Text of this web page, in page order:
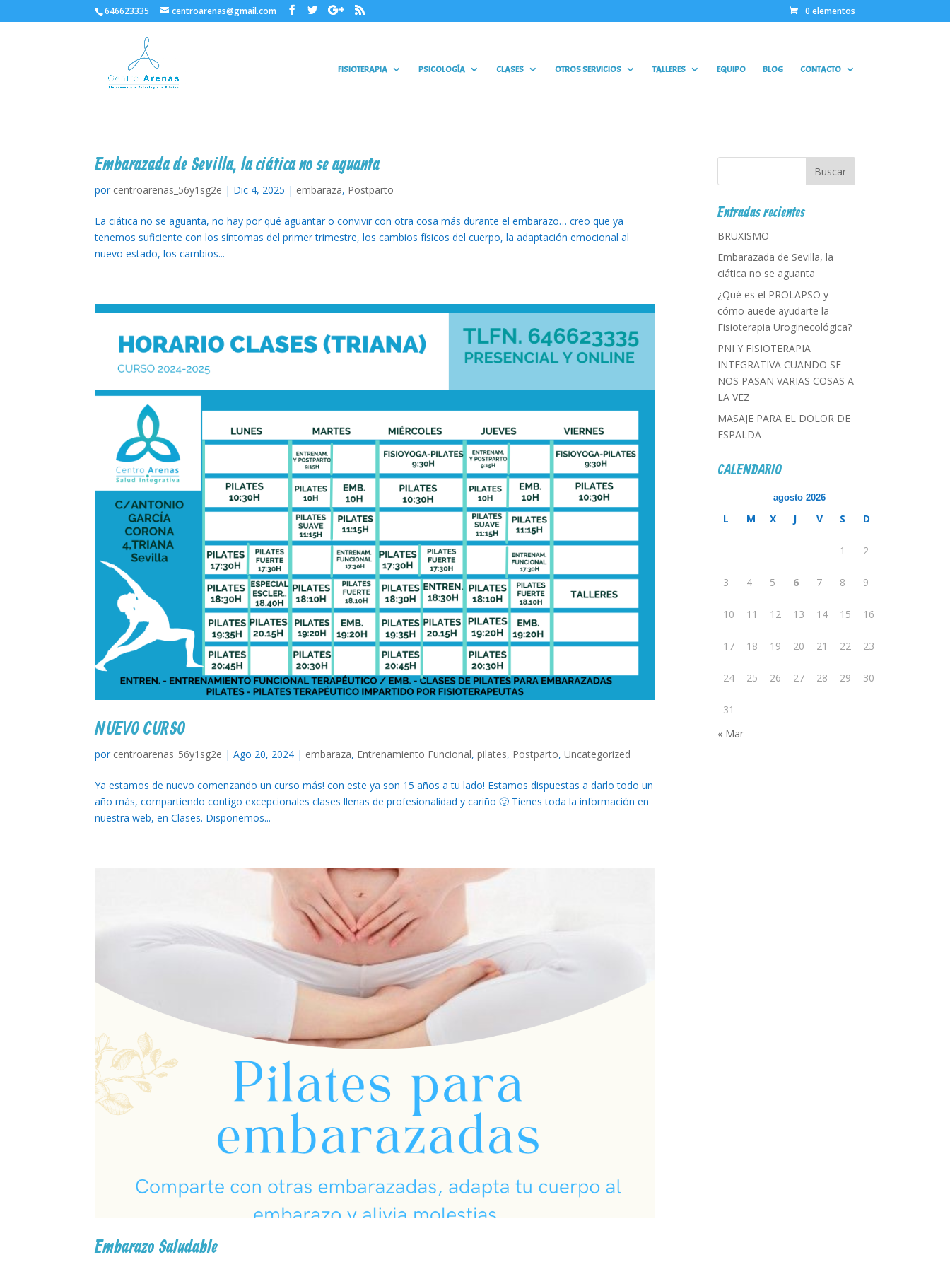
646623335 centroarenas@gmail.com 0 elementos
FISIOTERAPIA PSICOLOGÍA CLASES OTROS SERVICIOS TALLERES EQUIPO BLOG CONTACTO
Embarazada de Sevilla, la ciática no se aguanta
por centroarenas_56y1sg2e | Dic 4, 2025 | embaraza, Postparto
La ciática no se aguanta, no hay por qué aguantar o convivir con otra cosa más durante el embarazo… creo que ya
tenemos suficiente con los síntomas del primer trimestre, los cambios físicos del cuerpo, la adaptación emocional al
nuevo estado, los cambios...
NUEVO CURSO
por centroarenas_56y1sg2e |Ago 20, 2024 | embaraza, Entrenamiento Funcional,pilates, Postparto,Uncategorized
Ya estamos de nuevo comenzando un curso más! con este ya son 15 años a tu lado! Estamos dispuestas a darlo todo un
año más, compartiendo contigo excepcionales clases llenas de profesionalidad y cariño 🙂 Tienes toda la información en
nuestra web, en Clases. Disponemos...
Embarazo Saludable
Entradas recientes
BRUXISMO
Embarazada de Sevilla, la
ciática no se aguanta
¿Qué es el PROLAPSO y
cómo auede ayudarte la
Fisioterapia Uroginecológica?
PNI Y FISIOTERAPIA
INTEGRATIVA CUANDO SE
NOS PASAN VARIAS COSAS A
LA VEZ
MASAJE PARA EL DOLOR DE
ESPALDA
CALENDARIO
agosto 2026
L M X J V S D
1 2
3 4 5 6 7 8 9
10 11 12 13 14 15 16
17 18 19 20 21 22 23
24 25 26 27 28 29 30
31
« Mar